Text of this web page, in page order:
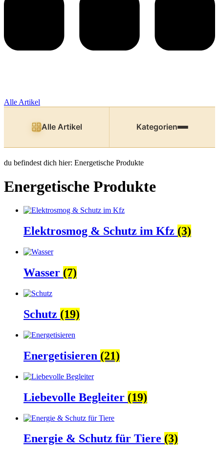
Alle Artikel
Alle Artikel Kategorien
du befindest dich hier: Energetische Produkte
Energetische Produkte
Elektrosmog & Schutz im Kfz (3)
Wasser (7)
Schutz (19)
Energetisieren (21)
Liebevolle Begleiter (19)
Energie & Schutz für Tiere (3)